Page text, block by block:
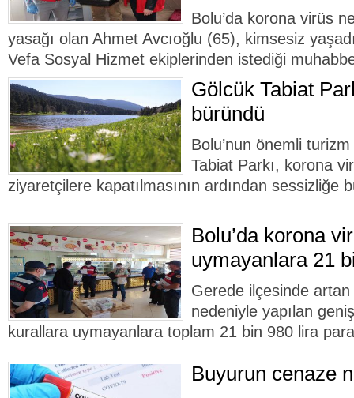
Bolu’da korona virüs
yasağı olan Ahmet Avcıoğlu (65), kimsesiz
Vefa Sosyal Hizmet ekiplerinden istediği
Gölcük Tabiat
büründü
Bolu’nun önemli
Tabiat Parkı, korona
ziyaretçilere kapatılmasının ardından sessizliğe
Bolu’da korona
uymayanlara 21
Gerede ilçesinde
nedeniyle yapılan
kurallara uymayanlara toplam 21 bin 980 lira
Buyurun cenaze